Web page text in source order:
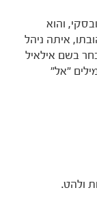
והוא
איתה ניהל
בשם אילאיל
"אל"
ולהט.